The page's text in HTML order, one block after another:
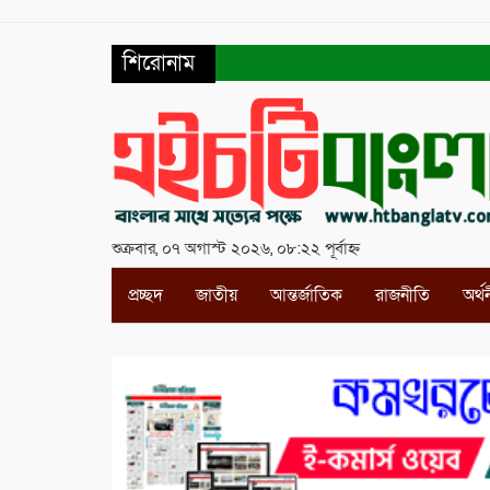
শিরোনাম
শুক্রবার, ০৭ অগাস্ট ২০২৬, ০৮:২২ পূর্বাহ্ন
প্রচ্ছদ জাতীয় আন্তর্জাতিক রাজনীতি